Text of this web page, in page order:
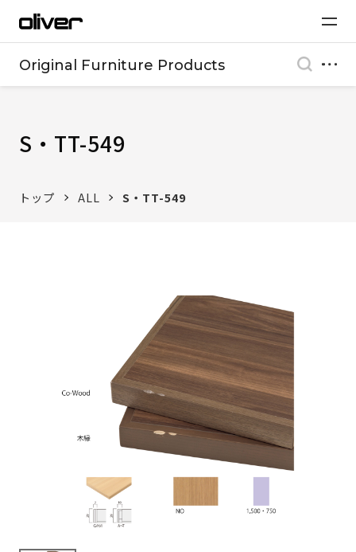
Original Furniture Products
S・TT-549
トップ ALL S・TT-549